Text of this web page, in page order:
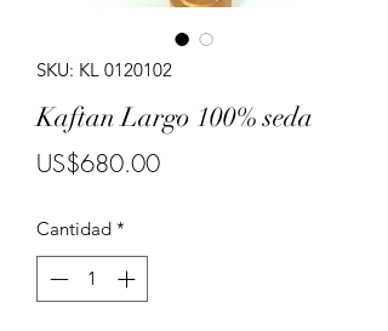
SKU: KL 0120102
Kaftan Largo 100% seda
US$680.00Precio
Cantidad *